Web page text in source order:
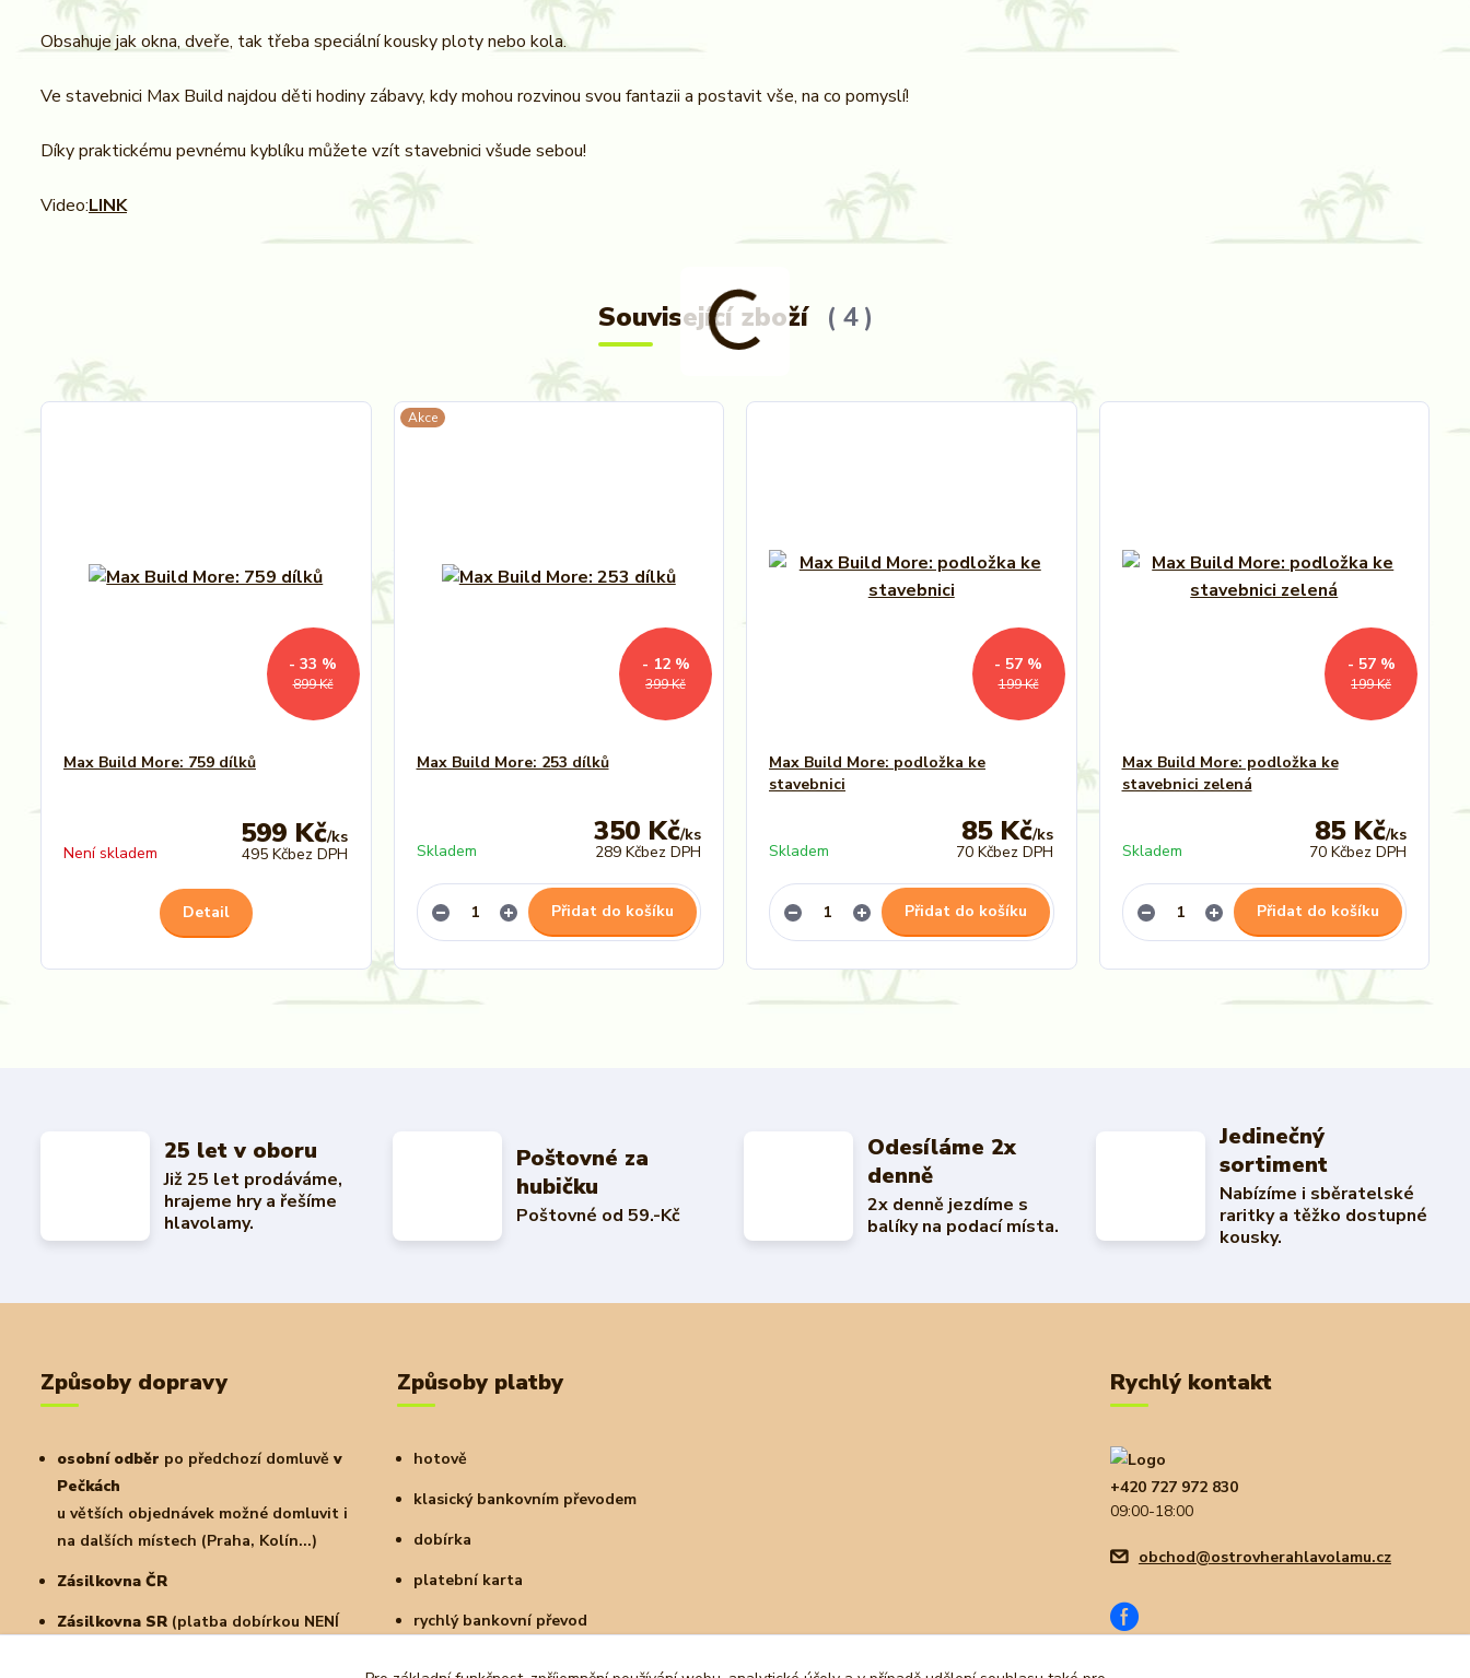
Obsahuje jak okna, dveře, tak třeba speciální kousky ploty nebo kola.
Ve stavebnici Max Build najdou děti hodiny zábavy, kdy mohou rozvinou svou fantazii a postavit vše, na co pomyslí!
Díky praktickému pevnému kyblíku můžete vzít stavebnici všude sebou!
Video:LINK
Související zboží 4
899 Kč
- 33 %
Max Build More: 759 dílků
599 Kč/ks
495 Kčbez DPH
Není skladem
Detail
Akce
399 Kč
- 12 %
Max Build More: 253 dílků
350 Kč/ks
289 Kčbez DPH
Skladem
Přidat do košíku
199 Kč
- 57 %
Max Build More: podložka ke
stavebnici
85 Kč/ks
70 Kčbez DPH
Skladem
Přidat do košíku
199 Kč
- 57 %
Max Build More: podložka ke
stavebnici zelená
85 Kč/ks
70 Kčbez DPH
Skladem
Přidat do košíku
25 let v oboru
Již 25 let prodáváme,
hrajeme hry a řešíme
hlavolamy.
Poštovné za
hubičku
Poštovné od 59.-Kč
Odesíláme 2x
denně
2x denně jezdíme s
balíky na podací místa.
Jedinečný
sortiment
Nabízíme i sběratelské
raritky a těžko dostupné
kousky.
Způsoby dopravy
osobní odběr po předchozí domluvě v
Pečkách
u větších objednávek možné domluvit i
na dalších místech (Praha, Kolín...)
Zásilkovna ČR
Zásilkovna SR (platba dobírkou NENÍ
Způsoby platby
hotově
klasický bankovním převodem
dobírka
platební karta
rychlý bankovní převod
Rychlý kontakt
+420 727 972 830
09:00-18:00
obchod@ostrovherahlavolamu.cz